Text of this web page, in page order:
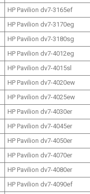
HP Pavilion dv7-3165ef
HP Pavilion dv7-3170eg
HP Pavilion dv7-3180sg
HP Pavilion dv7-4012eg
HP Pavilion dv7-4015sl
HP Pavilion dv7-4020ew
HP Pavilion dv7-4025ew
HP Pavilion dv7-4030er
HP Pavilion dv7-4045er
HP Pavilion dv7-4050er
HP Pavilion dv7-4070er
HP Pavilion dv7-4080er
HP Pavilion dv7-4090ef